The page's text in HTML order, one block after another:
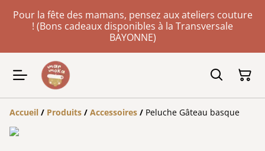
Pour la fête des mamans, pensez aux ateliers couture
! (Bons cadeaux disponibles à la Transversale
BAYONNE)
Accueil / Produits / Accessoires / Peluche Gâteau basque